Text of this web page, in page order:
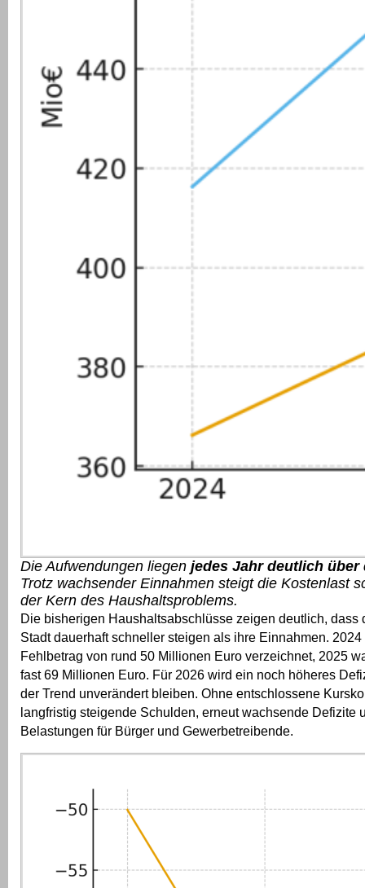
Die Aufwendungen liegen jedes Jahr deutlich über
Trotz wachsender Einnahmen steigt die Kostenlast
der Kern des Haushaltsproblems.
Die bisherigen Haushaltsabschlüsse zeigen deutlich, dass
Stadt dauerhaft schneller steigen als ihre Einnahmen.
Fehlbetrag von rund 50 Millionen Euro verzeichnet, 2025
fast 69 Millionen Euro. Für 2026 wird ein noch höheres
der Trend unverändert bleiben. Ohne entschlossene
langfristig steigende Schulden, erneut wachsende Defizite
Belastungen für Bürger und Gewerbetreibende.